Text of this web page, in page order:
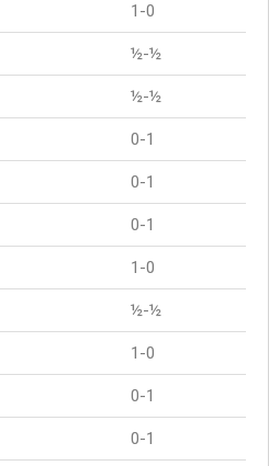
1-0
½-½
½-½
0-1
0-1
0-1
1-0
½-½
1-0
0-1
0-1